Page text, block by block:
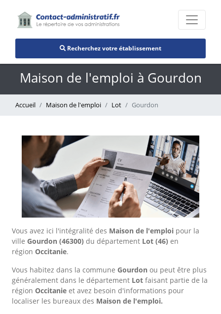
Recherchez votre établissement
Maison de l'emploi à Gourdon
Accueil Maison de l'emploi Lot Gourdon
Vous avez ici l'intégralité des Maison de l'emploi pour la
ville Gourdon (46300) du département Lot (46) en
région Occitanie.
Vous habitez dans la commune Gourdon ou peut être plus
généralement dans le département Lot faisant partie de la
région Occitanie et avez besoin d'informations pour
localiser les bureaux des Maison de l'emploi.